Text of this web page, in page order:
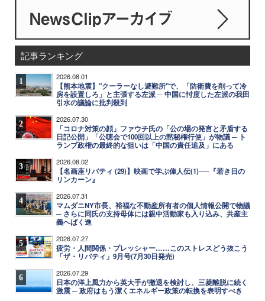
記事ランキング
1 2026.08.01
【熊本地震】"クーラーなし避難所"で、「防衛費を削って冷
房を設置しろ」と主張する左派 ─ 中国に忖度した左派の我田
引水の議論に批判殺到
2 2026.07.30
「コロナ対策の顔」ファウチ氏の「公の場の発言と矛盾する
日記公開」「公聴会で100回以上の黙秘権行使」が物議 ─ ト
ランプ政権の最終的な狙いは「中国の責任追及」にある
3 2026.08.02
【名画座リバティ (29)】映画で学ぶ偉人伝(1)──『若き日の
リンカーン』
4 2026.07.31
マムダニNY市長、裕福な不動産所有者の個人情報公開で物議
─ さらに同氏の支持母体には親中活動家も入り込み、共産主
義へばく進
5 2026.07.27
疲労・人間関係・プレッシャー……このストレスどう抜こう
「ザ・リバティ」9月号(7月30日発売)
6 2026.07.29
日本の洋上風力から英大手が撤退を検討し、三菱離脱に続く
激震 ─ 政府はもう潔くエネルギー政策の転換を表明すべき